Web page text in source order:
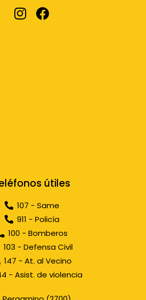
útiles
107 - Same
911 - Policía
100 - Bomberos
103 - Defensa Civil
147 - At. al Vecino
- Asist. de violencia